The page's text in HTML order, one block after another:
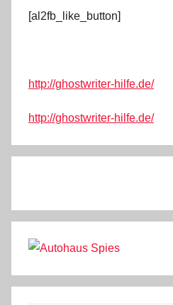
[al2fb_like_button]
http://ghostwriter-hilfe.de/
http://ghostwriter-hilfe.de/